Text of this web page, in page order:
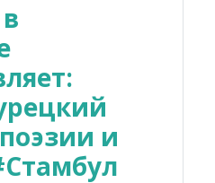
и